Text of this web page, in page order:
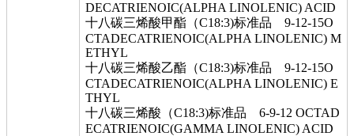
DECATRIENOIC(ALPHA LINOLENIC) ACID
十八碳三烯酸甲酯（C18:3)标准品 9-12-15O
CTADECATRIENOIC(ALPHA LINOLENIC) M
ETHYL
十八碳三烯酸乙酯（C18:3)标准品 9-12-15O
CTADECATRIENOIC(ALPHA LINOLENIC) E
THYL
十八碳三烯酸（C18:3)标准品 6-9-12 OCTAD
ECATRIENOIC(GAMMA LINOLENIC) ACID